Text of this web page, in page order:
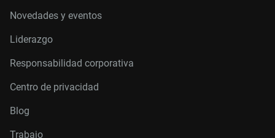
Novedades y eventos
Liderazgo
Responsabilidad corporativa
Centro de privacidad
Blog
Trabajo